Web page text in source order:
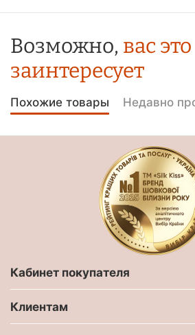
Возможно, вас это
заинтересует
Похожие товары Недавно
Кабинет покупателя
Клиентам